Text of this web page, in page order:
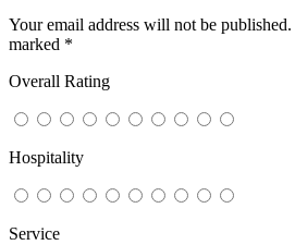
Your email address will not be published.
marked *
Overall Rating
Hospitality
Service